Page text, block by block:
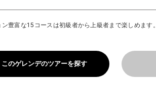
豊富な15コースは初級者から上級者まで楽しめます。
このゲレンデのツアーを探す